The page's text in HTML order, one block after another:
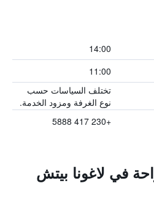
14:00
11:00
تختلف السياسات حسب
نوع الغرفة ومزود الخدمة.
+230 417 5888
في لاغونا بيتش